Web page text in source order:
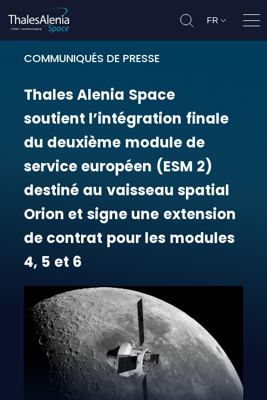
FR
COMMUNIQUÉS DE PRESSE
Thales Alenia Space soutient
ThalesAlenia Space
soutient l’intégration finale
du deuxième module de
service européen (ESM 2)
destiné au vaisseau spatial
Orion et signe une extension
de contrat pour les modules
4, 5 et 6